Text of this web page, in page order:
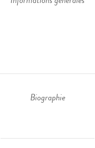
Biographie